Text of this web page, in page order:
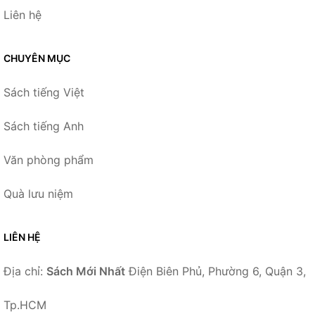
Liên hệ
CHUYÊN MỤC
Sách tiếng Việt
Sách tiếng Anh
Văn phòng phẩm
Quà lưu niệm
LIÊN HỆ
Địa chỉ: Sách Mới Nhất Điện Biên Phủ, Phường 6, Quận 3,
Tp.HCM